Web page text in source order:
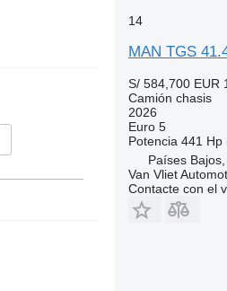
14
MAN TGS
S/ 584,700 EUR
Camión chasis
2026
Euro 5
Potencia 441 Hp
Países
Van Vliet
Contacte con el